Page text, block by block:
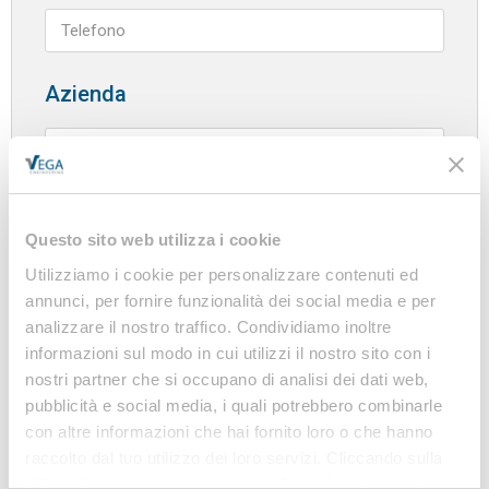
Questo sito web utilizza i cookie
Utilizziamo i cookie per personalizzare contenuti ed
annunci, per fornire funzionalità dei social media e per
analizzare il nostro traffico. Condividiamo inoltre
informazioni sul modo in cui utilizzi il nostro sito con i
nostri partner che si occupano di analisi dei dati web,
pubblicità e social media, i quali potrebbero combinarle
con altre informazioni che hai fornito loro o che hanno
“X” in alto a destra si procederà rifiutando tutti i cookie,
Azienda
CONSENSO AL TRATTAMENTO DEI DATI
PERSONALI AI SENSI DELL'ART. 13 DEL
REGOLAMENTO UE 2016/679